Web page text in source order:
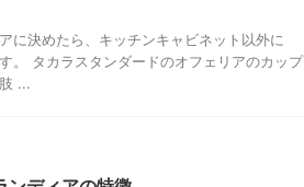
に決めたら、キッチンキャビネット以外に
。 タカラスタンダードのオフェリアのカップ
...